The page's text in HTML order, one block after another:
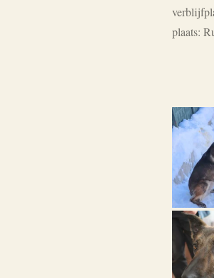
plaats: